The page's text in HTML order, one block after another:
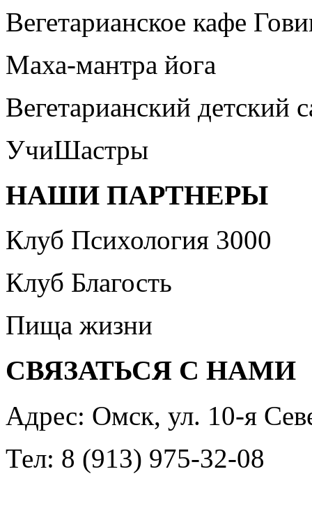
Вегетарианское кафе
Маха-мантра йога
Вегетарианский детский
УчиШастры
НАШИ ПАРТНЕРЫ
Клуб Психология 3000
Клуб Благость
Пища жизни
СВЯЗАТЬСЯ С НАМИ
Адрес: Омск, ул. 10-я
Тел: 8 (913) 975-32-08